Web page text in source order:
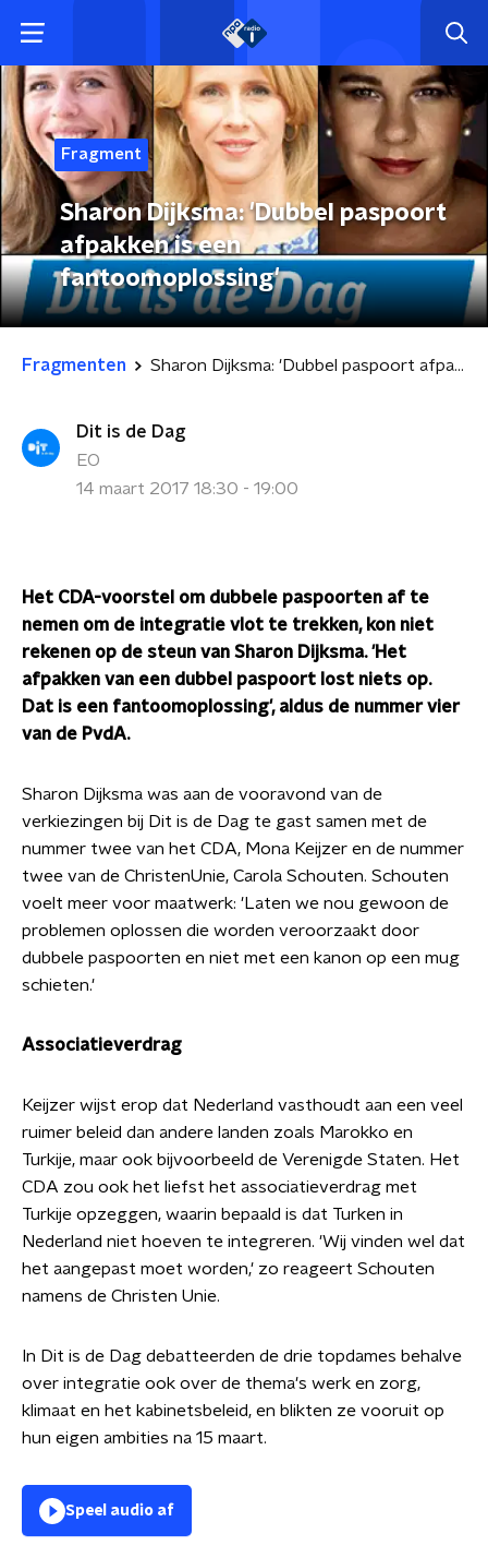
Fragment
Sharon Dijksma: 'Dubbel paspoort
afpakken is een
fantoomoplossing'
Fragmenten Sharon Dijksma: 'Dubbel paspoort afpakken is een fantoomoplossing'
Dit is de Dag
EO
14 maart 2017 18:30 - 19:00
Het CDA-voorstel om dubbele paspoorten af te
nemen om de integratie vlot te trekken, kon niet
rekenen op de steun van Sharon Dijksma. 'Het
afpakken van een dubbel paspoort lost niets op.
Dat is een fantoomoplossing', aldus de nummer vier
van de PvdA.
Sharon Dijksma was aan de vooravond van de
verkiezingen bij Dit is de Dag te gast samen met de
nummer twee van het CDA, Mona Keijzer en de nummer
twee van de ChristenUnie, Carola Schouten. Schouten
voelt meer voor maatwerk: 'Laten we nou gewoon de
problemen oplossen die worden veroorzaakt door
dubbele paspoorten en niet met een kanon op een mug
schieten.'
Associatieverdrag
Keijzer wijst erop dat Nederland vasthoudt aan een veel
ruimer beleid dan andere landen zoals Marokko en
Turkije, maar ook bijvoorbeeld de Verenigde Staten. Het
CDA zou ook het liefst het associatieverdrag met
Turkije opzeggen, waarin bepaald is dat Turken in
Nederland niet hoeven te integreren. 'Wij vinden wel dat
het aangepast moet worden,' zo reageert Schouten
namens de Christen Unie.
In Dit is de Dag debatteerden de drie topdames behalve
over integratie ook over de thema's werk en zorg,
klimaat en het kabinetsbeleid, en blikten ze vooruit op
hun eigen ambities na 15 maart.
Speel audio af